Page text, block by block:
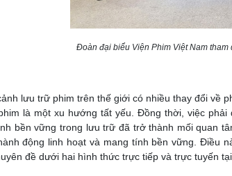
Đoàn đại biểu Viện Phim Việt Nam
lưu trữ phim trên thế giới có nhiều thay đổi về
là một xu hướng tất yếu. Đồng thời, việc
bền vững trong lưu trữ đã trở thành mối quan
động linh hoạt và mang tính bền vững. Điều
đề dưới hai hình thức trực tiếp và trực tuyến